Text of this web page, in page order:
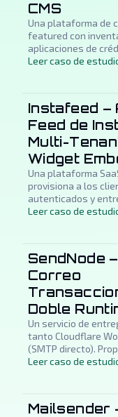
CMS
Una plataforma de
featured con
aplicaciones de
de interfaz
Leer caso de
Instafeed –
Feed de
Multi-
Widget
Una plataforma
provisiona a los
autenticados y
Elimina la
Leer caso de
SendNode
Correo
Doble
Un servicio de
tanto Cloudflare
(SMTP directo).
proyectos,
Leer caso de
Mailsender